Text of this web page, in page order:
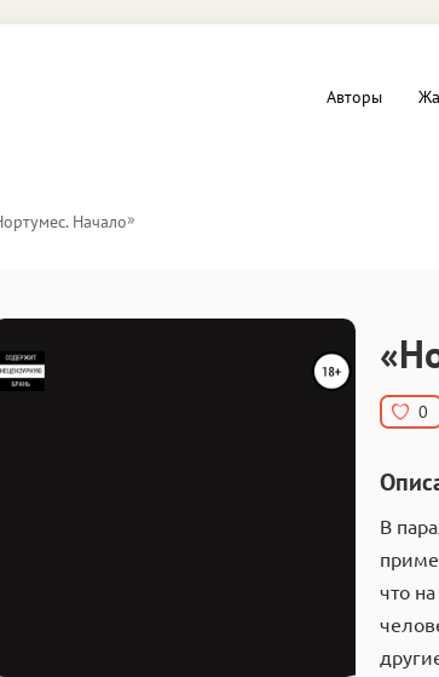
Драматургия
Компьютеры и
Фольклор
Авторы
Начало»
0
В
что